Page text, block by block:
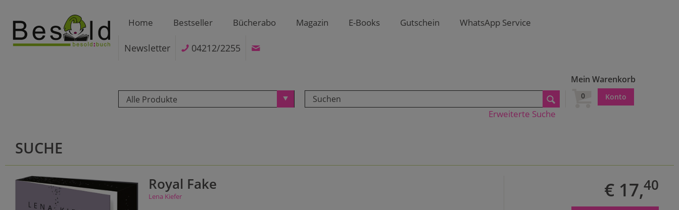
Home Bestseller Bücherabo Magazin E-Books Gutschein WhatsApp Service
Newsletter 04212/2255
Alle Produkte
Mein Warenkorb
0 Konto
Erweiterte Suche
SUCHE
Royal Fake
Lena Kiefer € 17,40